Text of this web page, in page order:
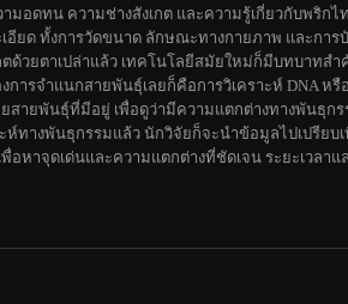
ดทน ความช่างสังเกต และความรู้เกี่ยวกับพริกไ
อียด ทั้งการวัดขนาด ลักษณะทางกายภาพ และก
ด้วยตาเปล่าแล้ว เทคโนโลยีสมัยใหม่ก็มีบทบาท
การจำแนกสายพันธุ์เลยก็คือการวิเคราะห์ DNA
สายพันธุ์ที่มีอยู่ เพื่อดูว่ามีความแตกต่างทางพันธุก
ห์ทางพันธุกรรมแล้ว นักวิจัยก็จะนำข้อมูลไปเปรีย
หาจุดเด่นและความแตกต่างที่ชัดเจน ระยะเวลา